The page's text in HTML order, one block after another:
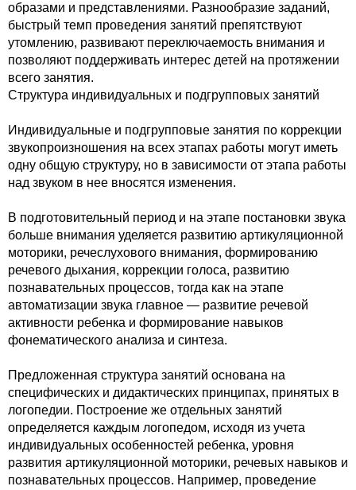
образами и представлениями. Разнообразие заданий,
быстрый темп проведения занятий препятствуют
утомлению, развивают переключаемость внимания и
позволяют поддерживать интерес детей на протяжении
всего занятия.
Структура индивидуальных и подгрупповых занятий
Индивидуальные и подгрупповые занятия по коррекции
звукопроизношения на всех этапах работы могут иметь
одну общую структуру, но в зависимости от этапа работы
над звуком в нее вносятся изменения.
В подготовительный период и на этапе постановки звука
больше внимания уделяется развитию артикуляционной
моторики, речеслухового внимания, формированию
речевого дыхания, коррекции голоса, развитию
познавательных процессов, тогда как на этапе
автоматизации звука главное — развитие речевой
активности ребенка и формирование навыков
фонематического анализа и синтеза.
Предложенная структура занятий основана на
специфических и дидактических принципах, принятых в
логопедии. Построение же отдельных занятий
определяется каждым логопедом, исходя из учета
индивидуальных особенностей ребенка, уровня
развития артикуляционной моторики, речевых навыков и
познавательных процессов. Например, проведение